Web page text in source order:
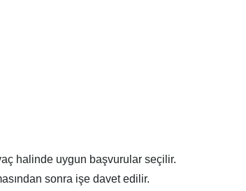
halinde uygun başvurular seçilir.
sonra işe davet edilir.